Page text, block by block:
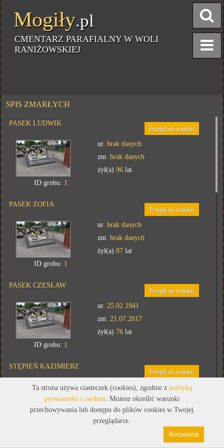
Mogiły.pl
CMENTARZ PARAFIALNY W WOLI
RANIŻOWSKIEJ
SPIS ZMARŁYCH
PASEK LUDWIK
Przejdź do widoku
ur.brak danych
zm.brak danych
żył(a)96 lat
ID grobu: 1
PASEK ZOFIA
Przejdź do widoku
ur.brak danych
zm.brak danych
żył(a)87 lat
ID grobu: 1
PASEK CZESŁAW
Przejdź do widoku
ur.25.02.1941
zm.21.07.2017
żył(a) 76 lat
ID grobu: 1
STĘPIEŃ KAZIMIERZ
Przejdź do widoku
ur.17.02.1902
zm.31.07.1976
żył(a)74lat
Polityka prywatności Pliki cookies
Ta strona używa ciasteczek (cookies), zgodnie z polityką
prywatności i cookies. Możesz określić warunki
przechowywania lub dostępu do plików cookies w Twojej
przeglądarce.
Rozumiem